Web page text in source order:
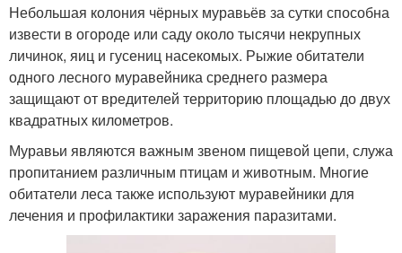
Небольшая колония чёрных муравьёв за сутки способна
извести в огороде или саду около тысячи некрупных
личинок, яиц и гусениц насекомых. Рыжие обитатели
одного лесного муравейника среднего размера
защищают от вредителей территорию площадью до двух
квадратных километров.
Муравьи являются важным звеном пищевой цепи, служа
пропитанием различным птицам и животным. Многие
обитатели леса также используют муравейники для
лечения и профилактики заражения паразитами.